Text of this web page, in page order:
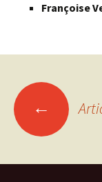
Françoise
des
←